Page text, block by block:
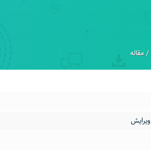
/مقاله